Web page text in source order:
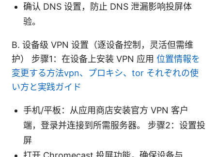
确认 DNS 设置，防止 DNS 泄漏影响投屏体
验。
B. 设备级 VPN 设置（逐设备控制，灵活但需维
护） 步骤1：在设备上安装 VPN 应用 位置情報を
変更する方法vpn、プロキシ、tor それぞれの使
い方と実践ガイド
手机/平板：从应用商店安装官方 VPN 客户
端，登录并连接到所需服务器。 步骤2：设置投
屏